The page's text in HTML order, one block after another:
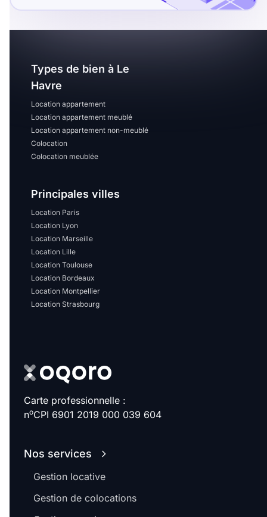
Types de bien à Le
Havre
Location appartement
Location appartement meublé
Location appartement non-meublé
Colocation
Colocation meublée
Principales villes
Location Paris
Location Lyon
Location Marseille
Location Lille
Location Toulouse
Location Bordeaux
Location Montpellier
Location Strasbourg
Carte professionnelle :
noCPI 6901 2019 000 039 604
Nos services
Gestion locative
Gestion de colocations